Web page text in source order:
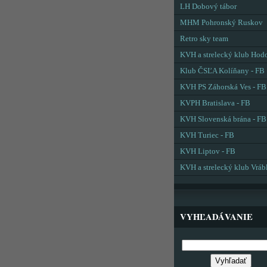
LH Dobový tábor
MHM Pohronský Ruskov
Retro sky team
KVH a strelecký klub
Klub ČSĽA Kolíňany - FB
KVH PS Záhorská Ves - FB
KVPH Bratislava - FB
KVH Slovenská brána - FB
KVH Turiec - FB
KVH Liptov - FB
KVH a strelecký klub
VYHĽADÁVANIE